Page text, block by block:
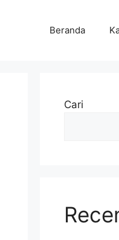
Beranda
Cari